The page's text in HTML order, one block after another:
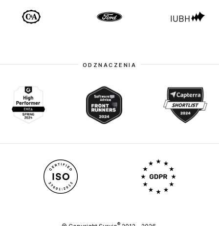
ODZNACZENIA
®